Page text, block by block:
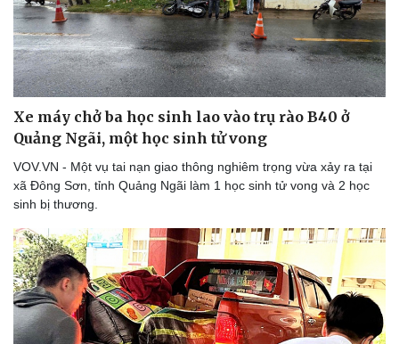
Xe máy chở ba học sinh lao vào trụ rào B40 ở
Quảng Ngãi, một học sinh tử vong
VOV.VN - Một vụ tai nạn giao thông nghiêm trọng vừa xảy ra tại
xã Đông Sơn, tỉnh Quảng Ngãi làm 1 học sinh tử vong và 2 học
sinh bị thương.